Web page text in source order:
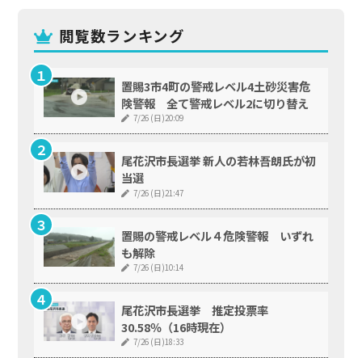
閲覧数ランキング
置賜3市4町の警戒レベル4土砂災害危
険警報 全て警戒レベル2に切り替え
7/26 (日)20:09
尾花沢市長選挙 新人の若林吾朗氏が初
当選
7/26 (日)21:47
置賜の警戒レベル４危険警報 いずれ
も解除
7/26 (日)10:14
尾花沢市長選挙 推定投票率
30.58％（16時現在）
7/26 (日)18:33